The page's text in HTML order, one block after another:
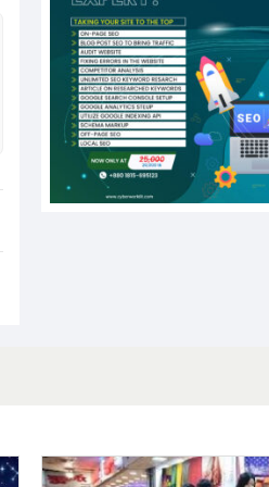
১৭ থেকে ২১ শতাংশ বিদ্যুতের
বাড়ানোর প্রস্তাব পিডিবির
১৬ মে চাঁদপুর ও ২৫ মে
যাবেন প্রধানমন্ত্রী
উচ্চশিক্ষায় গৌরবময় অর্জন:
স্কলারশিপে যুক্তরাষ্ট্রে পিএইচডি